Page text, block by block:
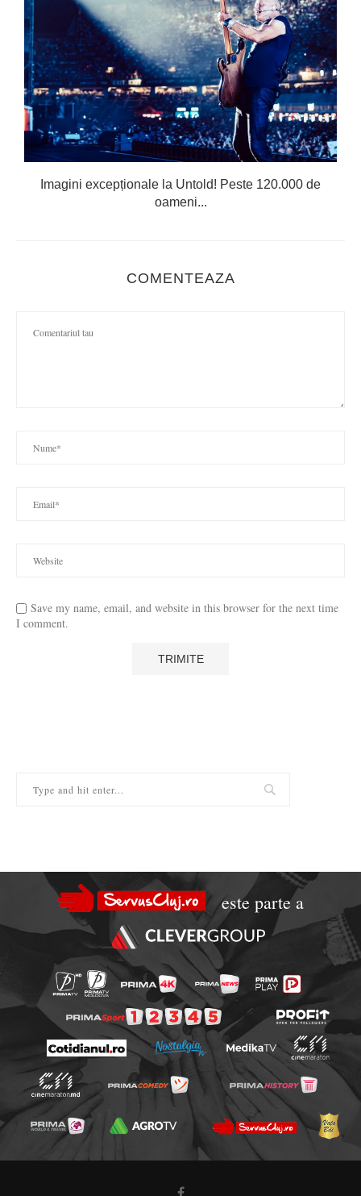
Imagini excepționale la Untold! Peste 120.000 de
oameni...
COMENTEAZA
Save my name, email, and website in this browser for the next time
I comment.
este parte a